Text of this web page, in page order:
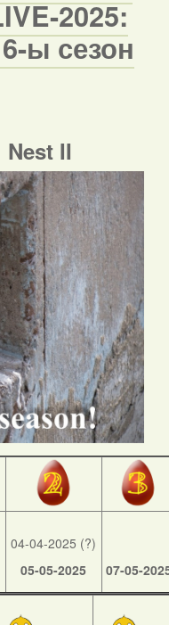
2025:
ы сезон
Nest II
04-04-2025 (?)
05-05-2025
07-05-